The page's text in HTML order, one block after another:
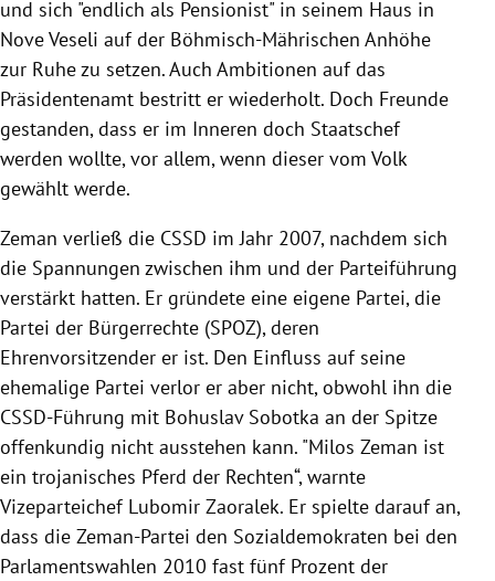
und sich "endlich als Pensionist" in seinem Haus in
Nove Veseli auf der Böhmisch-Mährischen Anhöhe
zur Ruhe zu setzen. Auch Ambitionen auf das
Präsidentenamt bestritt er wiederholt. Doch Freunde
gestanden, dass er im Inneren doch Staatschef
werden wollte, vor allem, wenn dieser vom Volk
gewählt werde.
Zeman verließ die CSSD im Jahr 2007, nachdem sich
die Spannungen zwischen ihm und der Parteiführung
verstärkt hatten. Er gründete eine eigene Partei, die
Partei der Bürgerrechte (SPOZ), deren
Ehrenvorsitzender er ist. Den Einfluss auf seine
ehemalige Partei verlor er aber nicht, obwohl ihn die
CSSD-Führung mit Bohuslav Sobotka an der Spitze
offenkundig nicht ausstehen kann. "Milos Zeman ist
ein trojanisches Pferd der Rechten“, warnte
Vizeparteichef Lubomir Zaoralek. Er spielte darauf an,
dass die Zeman-Partei den Sozialdemokraten bei den
Parlamentswahlen 2010 fast fünf Prozent der